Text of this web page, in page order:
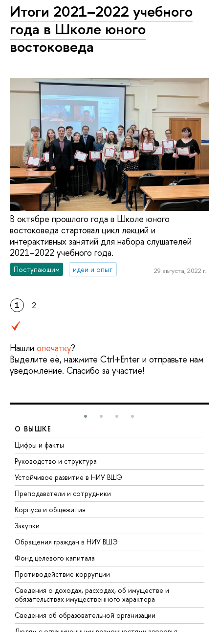
Итоги 2021–2022 учебного
года в Школе юного
востоковеда
В октябре прошлого года в Школе юного
востоковеда стартовал цикл лекций и
интерактивных занятий для набора слушателей
2021–2022 учебного года.
Поступающим идеи и опыт 29 августа, 2022 г.
1 2
Нашли опечатку?
Выделите её, нажмите Ctrl+Enter и отправьте нам
уведомление. Спасибо за участие!
О ВЫШКЕ
Цифры и факты
Руководство и структура
Устойчивое развитие в НИУ ВШЭ
Преподаватели и сотрудники
Корпуса и общежития
Закупки
Обращения граждан в НИУ ВШЭ
Фонд целевого капитала
Противодействие коррупции
Сведения о доходах, расходах, об имуществе и
обязательствах имущественного характера
Сведения об образовательной организации